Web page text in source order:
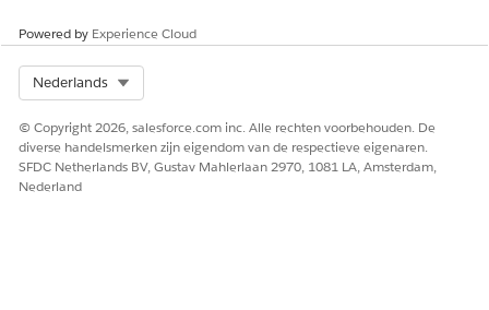
geautomatiseerde goedkeuringen van managers of
voorraadcontroles.
OPMERKINGNa goedkeuring van de manager levert de
stroom de virtuele machine in de opgegeven
Powered by Experience Cloud
Nederlands
© Copyright 2026, salesforce.com inc. Alle rechten voorbehouden. De
diverse handelsmerken zijn eigendom van de respectieve eigenaren.
SFDC Netherlands BV, Gustav Mahlerlaan 2970, 1081 LA, Amsterdam,
Nederland